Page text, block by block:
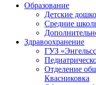
Образование
Детские
Средние
Здравоохранение
ГУЗ
Отделение
Квасниковка